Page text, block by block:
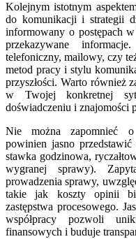
Kolejnym istotnym
do komunikacji i strategii
informowany o postępach
przekazywane
telefoniczny, mailowy, czy
metod pracy i stylu
przyszłości. Warto również
w Twojej konkretnej
doświadczeniu i znajomości
Nie można zapomnieć
powinien jasno
stawka godzinowa,
wygranej sprawy).
prowadzenia sprawy,
takie jak koszty opinii
zastępstwa procesowego.
współpracy pozwoli
finansowych i buduje